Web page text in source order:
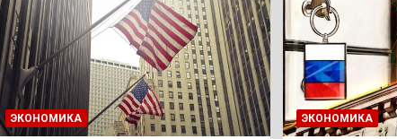
ЭКОНОМИКА ЭКОНОМИКА